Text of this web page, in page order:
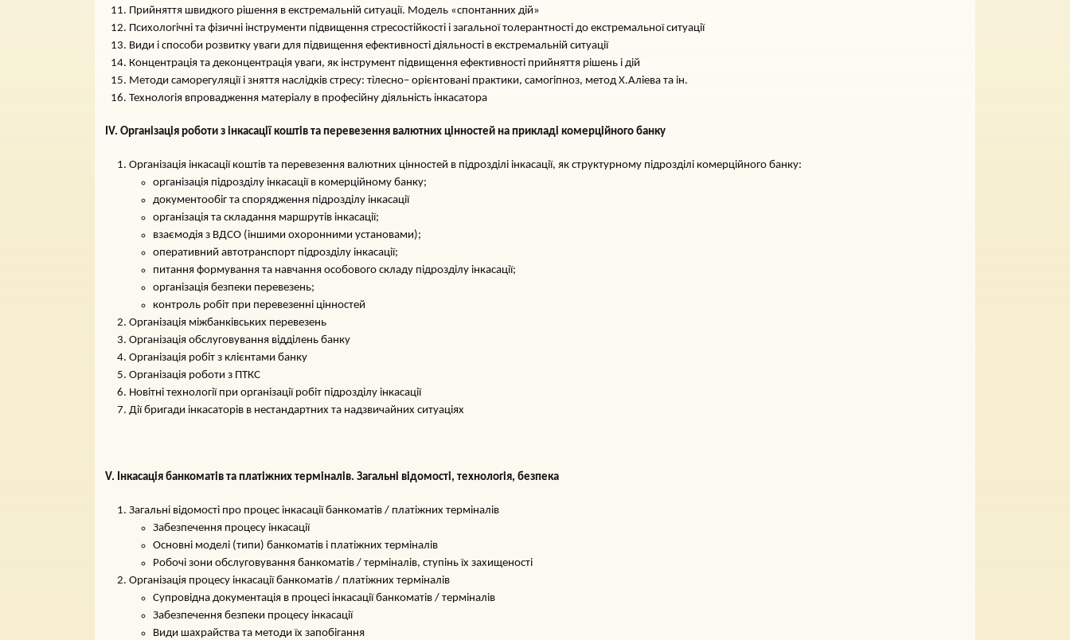
Прийняття швидкого рішення в екстремальній ситуації. Модель «спонтанних дій»
Психологічні та фізичні інструменти підвищення стресостійкості і загальної толерантності до екстремальної ситуації
Види і способи розвитку уваги для підвищення ефективності діяльності в екстремальній ситуації
Концентрація та деконцентрація уваги, як інструмент підвищення ефективності прийняття рішень і дій
Методи саморегуляції і зняття наслідків стресу: тілесно– орієнтовані практики, самогіпноз, метод Х.Аліева та ін.
Технологія впровадження матеріалу в професійну діяльність інкасатора
IV. Організація роботи з інкасації коштів та перевезення валютних цінностей на прикладі комерційного банку
Організація інкасації коштів та перевезення валютних цінностей в підрозділі інкасації, як структурному підрозділі комерційного банку:
організація підрозділу інкасації в комерційному банку;
документообіг та спорядження підрозділу інкасації
організація та складання маршрутів інкасації;
взаємодія з ВДСО (іншими охоронними установами);
оперативний автотранспорт підрозділу інкасації;
питання формування та навчання особового складу підрозділу інкасації;
організація безпеки перевезень;
контроль робіт при перевезенні цінностей
Організація міжбанківських перевезень
Організація обслуговування відділень банку
Організація робіт з клієнтами банку
Організація роботи з ПТКС
Новітні технології при організації робіт підрозділу інкасації
Дії бригади інкасаторів в нестандартних та надзвичайних ситуаціях
V. Інкасація банкоматів та платіжних терміналів. Загальні відомості, технологія, безпека
Загальні відомості про процес інкасації банкоматів / платіжних терміналів
Забезпечення процесу інкасації
Основні моделі (типи) банкоматів і платіжних терміналів
Робочі зони обслуговування банкоматів / терміналів, ступінь їх захищеності
Організація процесу інкасації банкоматів / платіжних терміналів
Супровідна документація в процесі інкасації банкоматів / терміналів
Забезпечення безпеки процесу інкасації
Види шахрайства та методи їх запобігання